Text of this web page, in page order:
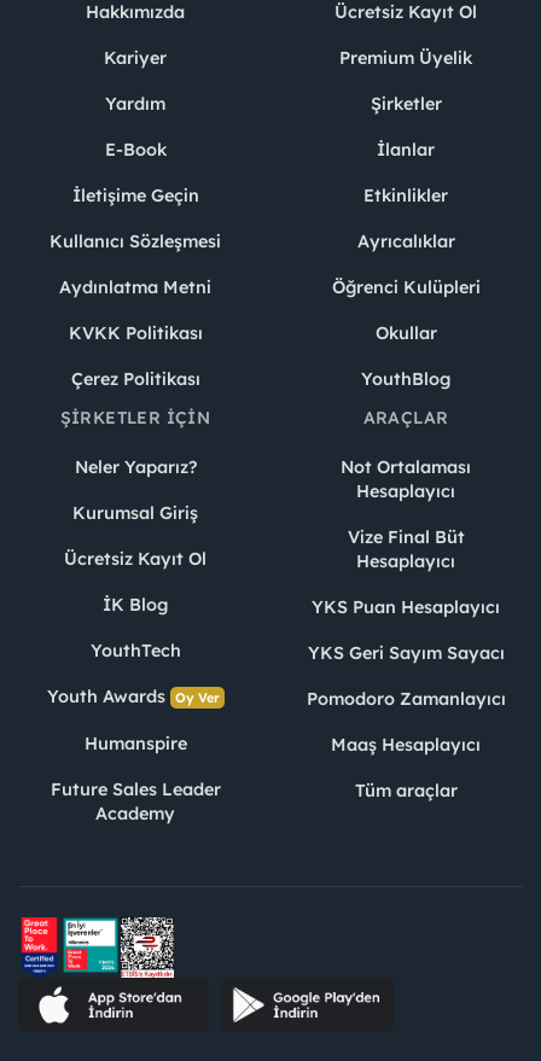
Hakkımızda
Kariyer
Yardım
E-Book
İletişime Geçin
Kullanıcı Sözleşmesi
Aydınlatma Metni
KVKK Politikası
Çerez Politikası
Ücretsiz Kayıt Ol
Premium Üyelik
Şirketler
İlanlar
Etkinlikler
Ayrıcalıklar
Öğrenci Kulüpleri
Okullar
YouthBlog
ŞIRKETLER İÇIN
Neler Yaparız?
Kurumsal Giriş
Ücretsiz Kayıt Ol
İK Blog
YouthTech
Youth Awards Oy Ver
Humanspire
Future Sales Leader
Academy
ARAÇLAR
Not Ortalaması
Hesaplayıcı
Vize Final Büt
Hesaplayıcı
YKS Puan Hesaplayıcı
YKS Geri Sayım Sayacı
Pomodoro Zamanlayıcı
Maaş Hesaplayıcı
Tüm araçlar